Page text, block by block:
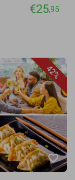
€25,95
42%
favorite_border